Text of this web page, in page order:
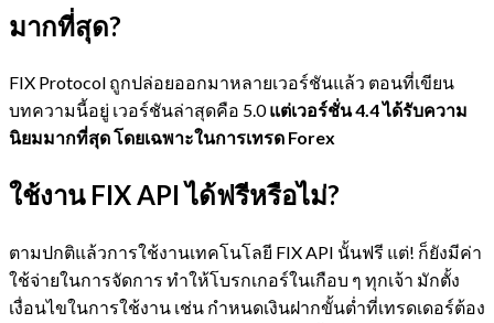
มากที่สุด?
FIX Protocol ถูกปล่อยออกมาหลายเวอร์ชันแล้ว ตอนที่เขียน
บทความนี้อยู่ เวอร์ชันล่าสุดคือ 5.0แต่เวอร์ชั่น 4.4 ได้รับความ
นิยมมากที่สุด โดยเฉพาะในการเทรด Forex
ใช้งาน FIX API ได้ฟรีหรือไม่?
ตามปกติแล้วการใช้งานเทคโนโลยี FIX API นั้นฟรี แต่! ก็ยังมีค่า
ใช้จ่ายในการจัดการ ทำให้โบรกเกอร์ในเกือบ ๆ ทุกเจ้า มักตั้ง
เงื่อนไขในการใช้งาน เช่น กำหนดเงินฝากขั้นต่ำที่เทรดเดอร์ต้อง